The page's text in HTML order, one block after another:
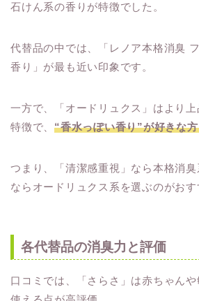
石けん系の香りが特徴でした。
代替品の中では、「レノア本格消臭
香り」が最も近い印象です。
一方で、「オードリュクス」はより
特徴で、“香水っぽい香り”が好きな
つまり、「清潔感重視」なら本格消臭
ならオードリュクス系を選ぶのがおす
各代替品の消臭力と評価
口コミでは、「さらさ」は赤ちゃん